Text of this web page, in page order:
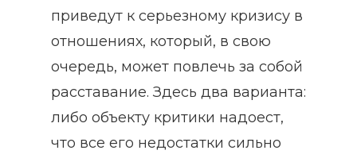
приведут к серьезному кризису в
отношениях, который, в свою
очередь, может повлечь за собой
расставание. Здесь два варианта:
либо объекту критики надоест,
что все его недостатки сильно